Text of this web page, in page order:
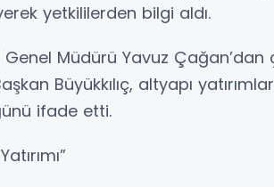
yetkililerden bilgi aldı.
Genel Müdürü Yavuz Çağan’dan
Büyükkılıç, altyapı
ifade etti.